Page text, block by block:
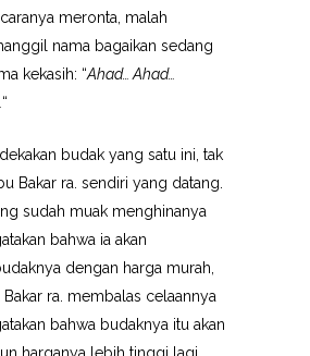
meronta, malah
nama bagaikan sedang
kekasih: “Ahad… Ahad…
“
budak yang satu ini, tak
Bakar ra. sendiri yang datang.
sudah muak menghinanya
bahwa ia akan
dengan harga murah,
ra. membalas celaannya
bahwa budaknya itu akan